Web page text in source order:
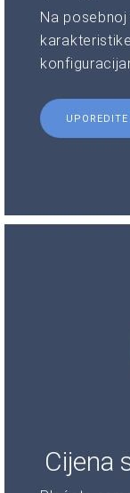
Na
Cijena